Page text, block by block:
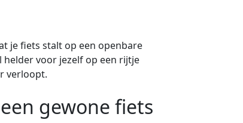
je fiets stalt op een openbare
voor jezelf op een rijtje
verloopt.
gewone fiets